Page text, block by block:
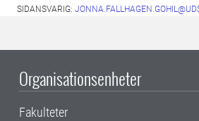
SIDANSVARIG:
Organisationsenheter
Fakulteter